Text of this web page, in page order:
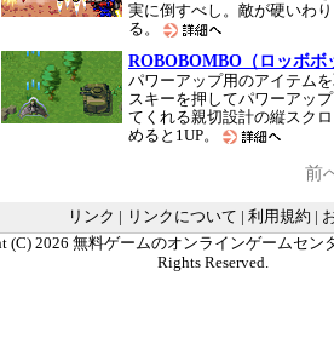
実に倒すべし。敵が硬いわ
る。
ROBOBOMBO（ロッボボ
パワーアップ用のアイテム
スキーを押してパワーアッ
てくれる親切設計の縦スク
めると1UP。
前
リンク リンクについて 利用規約
(C) 2026 無料ゲームのオンラインゲームセン
Rights Reserved.